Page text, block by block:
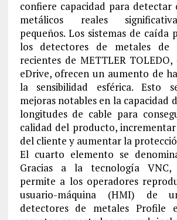
confiere capacidad para detectar
metálicos reales
pequeños. Los sistemas de caída
los detectores de metales de
recientes de METTLER
eDrive, ofrecen un aumento de
la sensibilidad esférica. Esto
mejoras notables en la capacidad
longitudes de cable para
calidad del producto,
del cliente y aumentar la
El cuarto elemento se
Gracias a la tecnología VNC,
permite a los operadores
usuario-máquina (HMI) de
detectores de metales Profile